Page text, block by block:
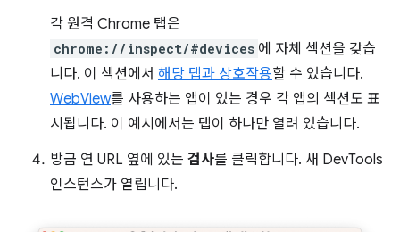
각 원격 Chrome 탭은
chrome://inspect/#devices 에 자체 섹션을 갖습
니다. 이 섹션에서 해당 탭과 상호작용할 수 있습니다.
WebView를 사용하는 앱이 있는 경우 각 앱의 섹션도 표
시됩니다. 이 예시에서는 탭이 하나만 열려 있습니다.
방금 연 URL 옆에 있는 검사를 클릭합니다. 새 DevTools
인스턴스가 열립니다.